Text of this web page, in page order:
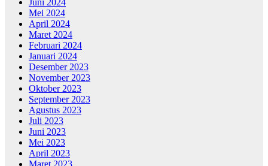
Juni 2024
Mei 2024
April 2024
Maret 2024
Februari 2024
Januari 2024
Desember 2023
November 2023
Oktober 2023
September 2023
Agustus 2023
Juli 2023
Juni 2023
Mei 2023
April 2023
Maret 2023